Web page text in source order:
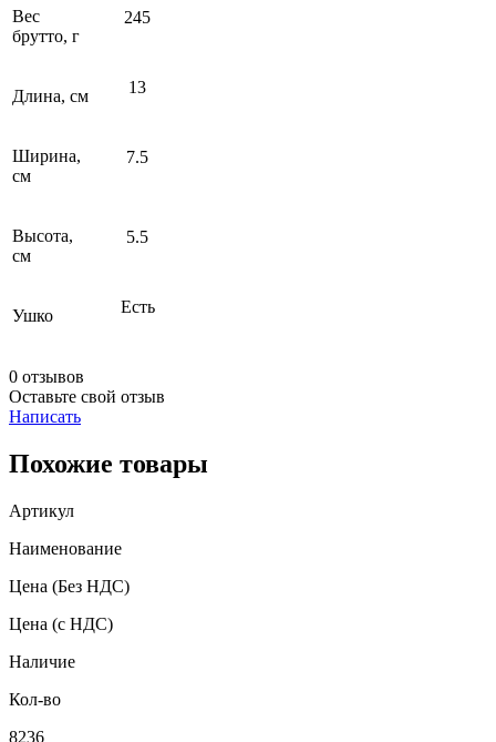
Вес
брутто, г
245
Длина, см 13
Ширина,
см
7.5
Высота,
см
5.5
Ушко Есть
0 отзывов
Оставьте свой отзыв
Написать
Похожие товары
Артикул
Наименование
Цена (Без НДС)
Цена (с НДС)
Наличие
Кол-во
8236